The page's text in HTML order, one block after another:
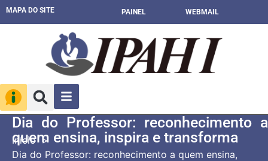
MAPA DO SITE PAINEL WEBMAIL
Dia do Professor: reconhecimento a
quem ensina, inspira e transforma
Início
Dia do Professor: reconhecimento a quem ensina,